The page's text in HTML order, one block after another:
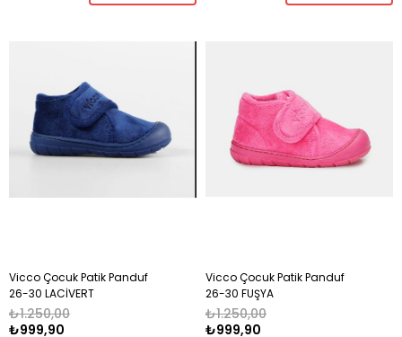
Vicco Çocuk Patik Panduf
26-30 LACİVERT
₺999,90
₺1.250,00
Vicco Çocuk Patik Panduf
26-30 FUŞYA
₺999,90
₺1.250,00